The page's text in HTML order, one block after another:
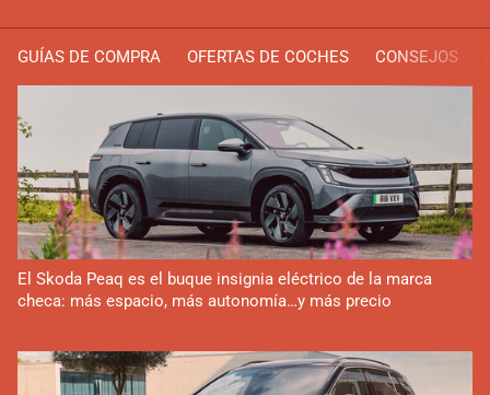
GUÍAS DE COMPRA OFERTAS DE COCHES CONSEJOS
El Skoda Peaq es el buque insignia eléctrico de la marca
checa: más espacio, más autonomía…y más precio